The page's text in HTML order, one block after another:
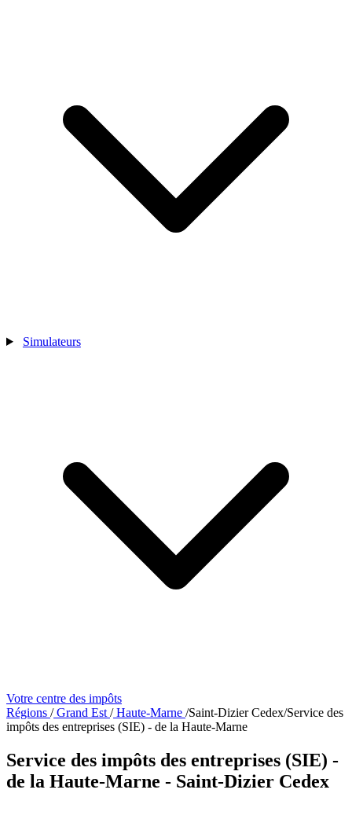
Simulateurs
Votre centre des impôts
Régions /Grand Est /Haute-Marne /Saint-Dizier Cedex/Service des
impôts des entreprises (SIE) - de la Haute-Marne
Service des impôts des entreprises (SIE) -
de la Haute-Marne - Saint-Dizier Cedex